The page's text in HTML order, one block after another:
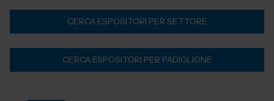
CERCA ESPOSITORI PER SETTORE
CERCA ESPOSITORI PER PADIGLIONE